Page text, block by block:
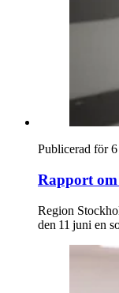
Publicerad för 6
Rapport om
Region
den 11 juni en